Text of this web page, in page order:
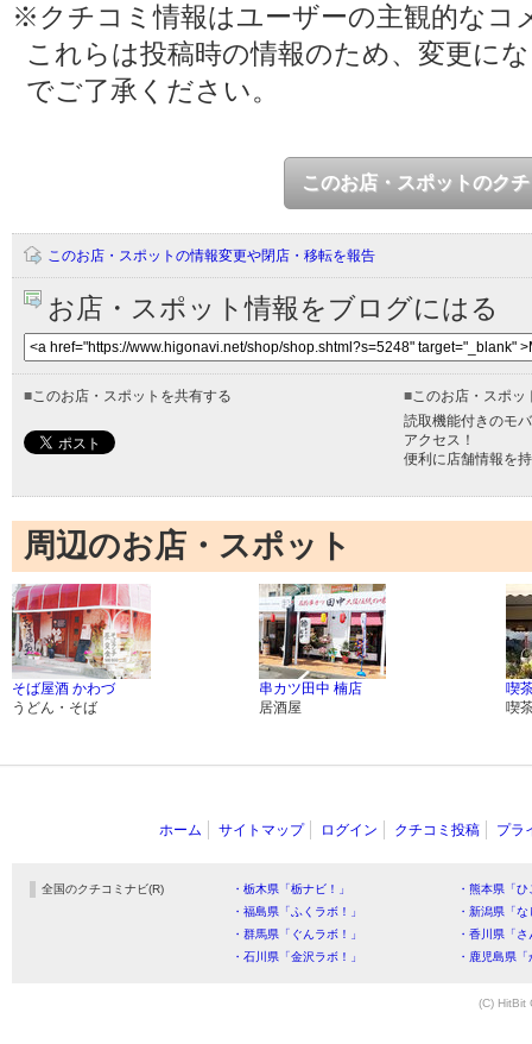
※クチコミ情報はユーザーの主観的なコ
これらは投稿時の情報のため、変更に
でご了承ください。
このお店・スポットのク
このお店・スポットの情報変更や閉店・移転を報告
お店・スポット情報をブログにはる
■このお店・スポットを共有する ■このお店・スポッ
読取機能付きのモ
アクセス！
便利に店舗情報を
周辺のお店・スポット
そば屋酒 かわづ
うどん・そば
串カツ田中 楠店
居酒屋
喫
喫
ホーム サイトマップ ログイン クチコミ投稿 プラ
全国のクチコミナビ(R) ・栃木県「栃ナビ！」
・熊本県「
・福島県「ふくラボ！」
・新潟県「
・群馬県「ぐんラボ！」
・香川県「
・石川県「金沢ラボ！」
・鹿児島県
(C) HitBit